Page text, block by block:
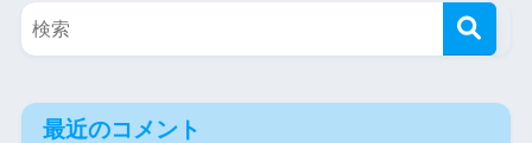
最近のコメント